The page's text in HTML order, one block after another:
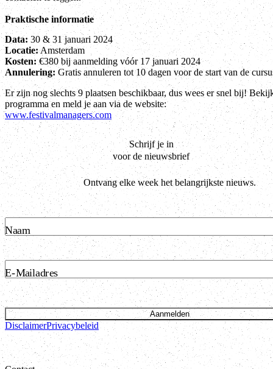
Praktische informatie
Data: 30 & 31 januari 2024
Locatie:Amsterdam
Kosten:€380 bij aanmelding vóór 17 januari 2024
Annulering: Gratis annuleren tot 10 dagen voor de start van de
Er zijn nog slechts 9 plaatsen beschikbaar, dus wees er snel bij!
programma en meld je aan via de website:
www.festivalmanagers.com
Schrijf je in
voor de nieuwsbrief
Ontvang elke week het belangrijkste nieuws.
Naam
E-Mailadres
Aanmelden
DisclaimerPrivacybeleid